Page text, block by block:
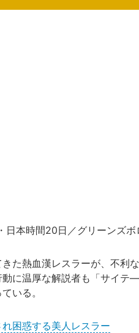
日本時間20日／グリーンズボ
た熱血漢レスラーが、不利
に温厚な解説者も「サイテ
いる。
れ困惑する美人レスラー